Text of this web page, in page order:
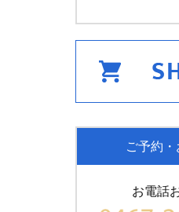
ご予約
お電話